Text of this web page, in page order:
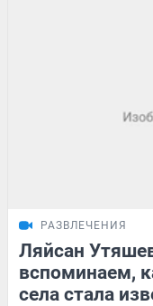
РАЗВЛЕЧЕНИЯ
Ляйсан
вспоминаем,
села стала